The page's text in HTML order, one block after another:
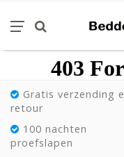
Gratis verzending
retour
100 nachten
proefslapen